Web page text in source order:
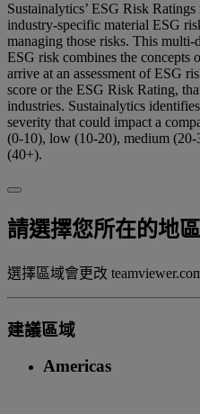
Sustainalytics’ ESG Risk Ratings
industry-specific material ESG
managing those risks. This
ESG risk combines the concepts
arrive at an assessment of ESG
score or the ESG Risk Rating,
industries. Sustainalytics
severity that could impact a
(0-10), low (10-20), medium (20-
(40+).
請選擇您所在的地區
選擇區域會更改
建議區域
Americas